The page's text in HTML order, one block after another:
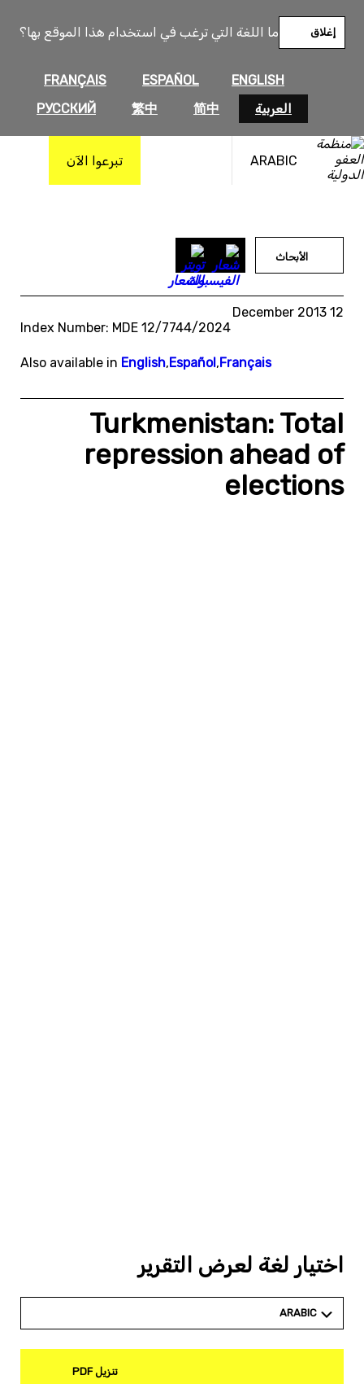
ما اللغة التي ترغب في استخدام هذا الموقع بها؟
ENGLISH
ESPAÑOL
FRANÇAIS
العربية
简中
繁中
РУССКИЙ
إغلاق
ARABIC تبرعوا الآن
المحتوى
الأبحاث
12 December 2013
Index Number: MDE 12/7744/2024
Also available in English,Español,Français
Turkmenistan: Total
repression ahead of
elections
اختيار لغة لعرض التقرير
ARABIC
تنزيل PDF